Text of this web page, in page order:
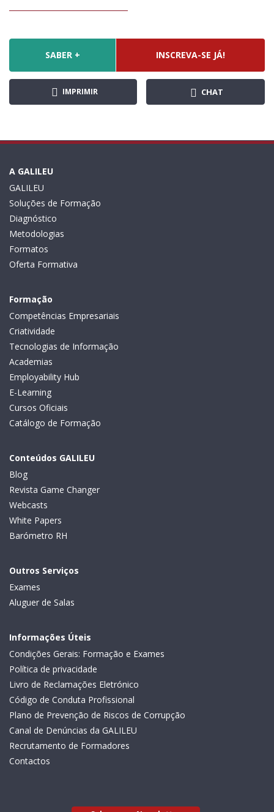
SABER + INSCREVA-SE JÁ!
IMPRIMIR CHAT
A GALILEU
GALILEU
Soluções de Formação
Diagnóstico
Metodologias
Formatos
Oferta Formativa
Formação
Competências Empresariais
Criatividade
Tecnologias de Informação
Academias
Employability Hub
E-Learning
Cursos Oficiais
Catálogo de Formação
Conteúdos GALILEU
Blog
Revista Game Changer
Webcasts
White Papers
Barómetro RH
Outros Serviços
Exames
Aluguer de Salas
Informações Úteis
Condições Gerais: Formação e Exames
Política de privacidade
Livro de Reclamações Eletrónico
Código de Conduta Profissional
Plano de Prevenção de Riscos de Corrupção
Canal de Denúncias da GALILEU
Recrutamento de Formadores
Contactos